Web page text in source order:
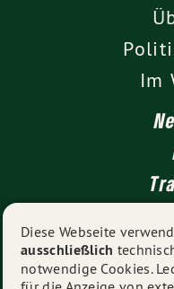
Im
Diese Webseite
ausschließlich
notwendige Cookies.